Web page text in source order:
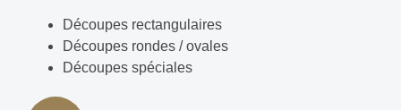
Découpes rectangulaires
Découpes rondes / ovales
Découpes spéciales